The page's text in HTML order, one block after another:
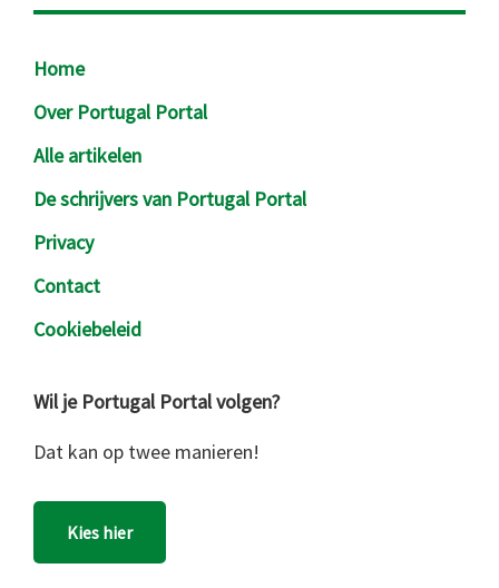
Footer
Home
Over Portugal Portal
Alle artikelen
De schrijvers van Portugal Portal
Privacy
Contact
Cookiebeleid
Wil je Portugal Portal volgen?
Dat kan op twee manieren!
Kies hier